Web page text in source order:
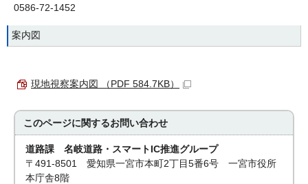
0586-72-1452
案内図
現地視察案内図 （PDF 584.7KB）
このページに関するお問い合わせ
道路課 名岐道路・スマートIC推進グループ
〒491-8501 愛知県一宮市本町2丁目5番6号 一宮市役所
本庁舎8階